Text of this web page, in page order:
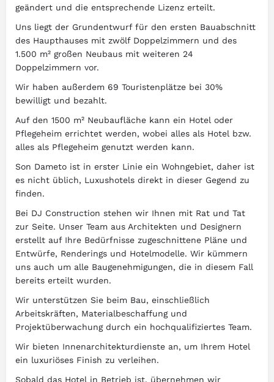
geändert und die entsprechende Lizenz erteilt.
Uns liegt der Grundentwurf für den ersten Bauabschnitt
des Haupthauses mit zwölf Doppelzimmern und des
1.500 m² großen Neubaus mit weiteren 24
Doppelzimmern vor.
Wir haben außerdem 69 Touristenplätze bei 30%
bewilligt und bezahlt.
Auf den 1500 m² Neubaufläche kann ein Hotel oder
Pflegeheim errichtet werden, wobei alles als Hotel bzw.
alles als Pflegeheim genutzt werden kann.
Son Dameto ist in erster Linie ein Wohngebiet, daher ist
es nicht üblich, Luxushotels direkt in dieser Gegend zu
finden.
Bei DJ Construction stehen wir Ihnen mit Rat und Tat
zur Seite. Unser Team aus Architekten und Designern
erstellt auf Ihre Bedürfnisse zugeschnittene Pläne und
Entwürfe, Renderings und Hotelmodelle. Wir kümmern
uns auch um alle Baugenehmigungen, die in diesem Fall
bereits erteilt wurden.
Wir unterstützen Sie beim Bau, einschließlich
Arbeitskräften, Materialbeschaffung und
Projektüberwachung durch ein hochqualifiziertes Team.
Wir bieten Innenarchitekturdienste an, um Ihrem Hotel
ein luxuriöses Finish zu verleihen.
Sobald das Hotel in Betrieb ist, übernehmen wir